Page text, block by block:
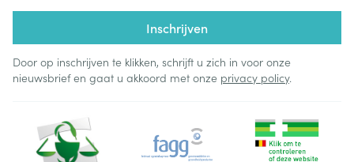
Inschrijven
Door op inschrijven te klikken, schrijft u zich in voor onze
nieuwsbrief en gaat u akkoord met onze privacy policy.